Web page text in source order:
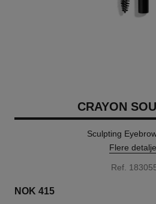
CRAYON
Sculpting
Flere
Ref.
NOK 415